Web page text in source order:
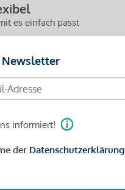
es einfach passt
Newsletter
informiert!
der Datenschutzerklärung